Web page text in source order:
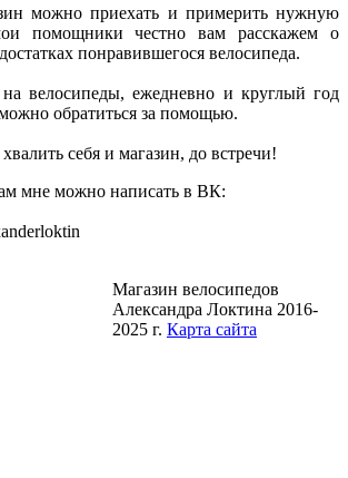
можно приехать и примерить нужную
помощники честно вам расскажем о
понравившегося велосипеда.
велосипеды, ежедневно и круглый год
обратиться за помощью.
себя и магазин, до встречи!
мне можно написать в ВК:
Магазин велосипедов
Александра Локтина 2016-
2025 г. Карта сайта